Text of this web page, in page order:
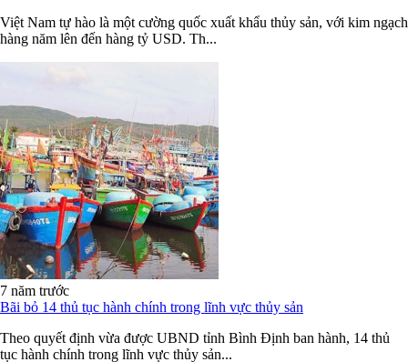
Việt Nam tự hào là một cường quốc xuất khẩu thủy sản, với kim ngạch
hàng năm lên đến hàng tỷ USD. Th...
7 năm trước
Bãi bỏ 14 thủ tục hành chính trong lĩnh vực thủy sản
Theo quyết định vừa được UBND tỉnh Bình Định ban hành, 14 thủ
tục hành chính trong lĩnh vực thủy sản...